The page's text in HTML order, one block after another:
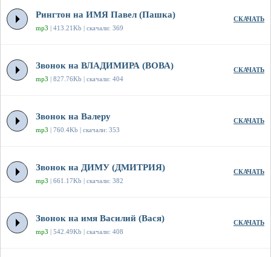
Рингтон на ИМЯ Павел (Пашка)
mp3 | 413.21Kb | скачали: 369
СКАЧАТЬ
Звонок на ВЛАДИМИРА (ВОВА)
mp3 | 827.76Kb | скачали: 404
СКАЧАТЬ
Звонок на Валеру
mp3 | 760.4Kb | скачали: 353
СКАЧАТЬ
Звонок на ДИМУ (ДМИТРИЯ)
mp3 | 661.17Kb | скачали: 382
СКАЧАТЬ
Звонок на имя Василий (Вася)
mp3 | 542.49Kb | скачали: 408
СКАЧАТЬ